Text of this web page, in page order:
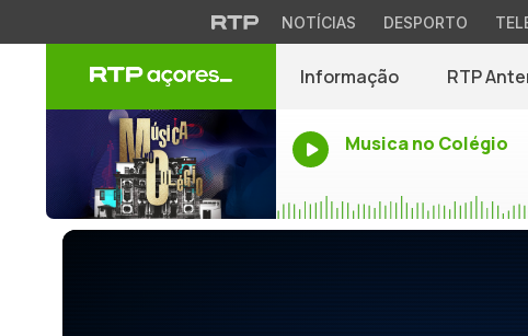
NOTÍCIAS DESPORTO
Informação RTP
Musica no Colégio